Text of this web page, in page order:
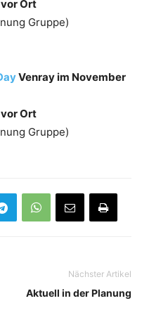
Ort
Gruppe)
Venray im November
Ort
Gruppe)
Nächster Artikel
Aktuell in der Planung